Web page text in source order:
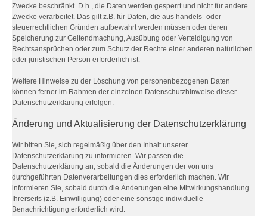
Zwecke beschränkt. D.h., die Daten werden gesperrt und nicht für andere
Zwecke verarbeitet. Das gilt z.B. für Daten, die aus handels- oder
steuerrechtlichen Gründen aufbewahrt werden müssen oder deren
Speicherung zur Geltendmachung, Ausübung oder Verteidigung von
Rechtsansprüchen oder zum Schutz der Rechte einer anderen natürlichen
oder juristischen Person erforderlich ist.
Weitere Hinweise zu der Löschung von personenbezogenen Daten
können ferner im Rahmen der einzelnen Datenschutzhinweise dieser
Datenschutzerklärung erfolgen.
Änderung und Aktualisierung der Datenschutzerklärung
Wir bitten Sie, sich regelmäßig über den Inhalt unserer
Datenschutzerklärung zu informieren. Wir passen die
Datenschutzerklärung an, sobald die Änderungen der von uns
durchgeführten Datenverarbeitungen dies erforderlich machen. Wir
informieren Sie, sobald durch die Änderungen eine Mitwirkungshandlung
Ihrerseits (z.B. Einwilligung) oder eine sonstige individuelle
Benachrichtigung erforderlich wird.